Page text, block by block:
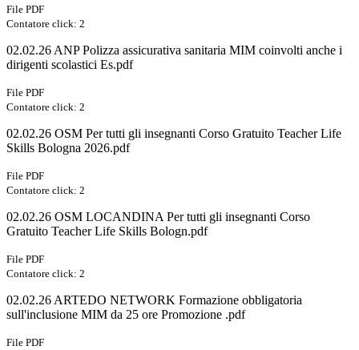
File PDF
Contatore click: 2
02.02.26 ANP Polizza assicurativa sanitaria MIM coinvolti anche i
dirigenti scolastici Es.pdf
File PDF
Contatore click: 2
02.02.26 OSM Per tutti gli insegnanti Corso Gratuito Teacher Life
Skills Bologna 2026.pdf
File PDF
Contatore click: 2
02.02.26 OSM LOCANDINA Per tutti gli insegnanti Corso
Gratuito Teacher Life Skills Bologn.pdf
File PDF
Contatore click: 2
02.02.26 ARTEDO NETWORK Formazione obbligatoria
sull'inclusione MIM da 25 ore Promozione .pdf
File PDF